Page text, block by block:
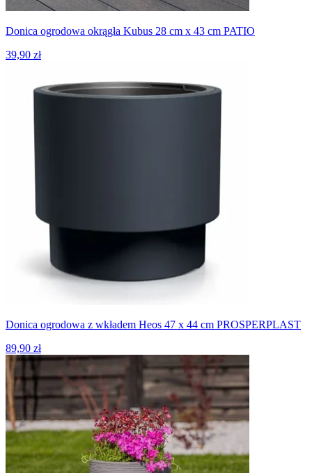
Donica ogrodowa okrągła Kubus 28 cm x 43 cm PATIO
39,90 zł
Donica ogrodowa z wkładem Heos 47 x 44 cm PROSPERPLAST
89,90 zł